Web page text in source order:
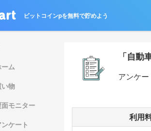
ビットコインpを無料で貯めよう
ーム
い物
モニター
ケート
「自動
アンケ
利用